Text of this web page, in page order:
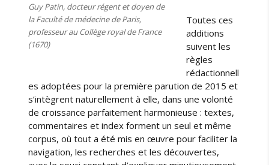
r
L
a
p
r
o
n
(
Guy Patin, docteur régent et doyen de
la Faculté de médecine de Paris,
professeur au Collège royal de France
(1670)
Toutes ces
additions
suivent les
règles
rédactionnell
es adoptées pour la première parution de 2015 et
s’intègrent naturellement à elle, dans une volonté
de croissance parfaitement harmonieuse : textes,
commentaires et index forment un seul et même
corpus, où tout a été mis en œuvre pour faciliter la
navigation, les recherches et les découvertes,